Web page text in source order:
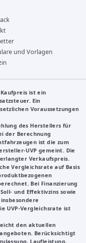
und Vorlagen
ist ein
Ein
Voraussetzungen
des Herstellers für
der Berechnung
ist die zum
UVP gemeint. Die
Verkaufspreis.
Vergleichsrate auf Basis
Bei Finanzierung
und Effektivzins sowie
UVP-Vergleichsrate ist
den aktuellen
Berücksichtigt
Laufleistung,